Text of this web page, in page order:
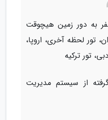
به دور زمین هیچوقت
تور لحظه آخری، اروپا،
تور ترکیه
از سیستم مدیریت